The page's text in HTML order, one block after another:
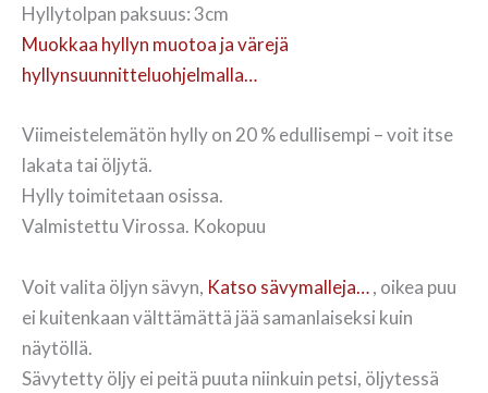
Hyllytolpan paksuus: 3cm
Muokkaa hyllyn muotoa ja värejä
hyllynsuunnitteluohjelmalla…
Viimeistelemätön hylly on 20 % edullisempi – voit itse
lakata tai öljytä.
Hylly toimitetaan osissa.
Valmistettu Virossa. Kokopuu
Voit valita öljyn sävyn, Katso sävymalleja…, oikea puu
ei kuitenkaan välttämättä jää samanlaiseksi kuin
näytöllä.
Sävytetty öljy ei peitä puuta niinkuin petsi, öljytessä